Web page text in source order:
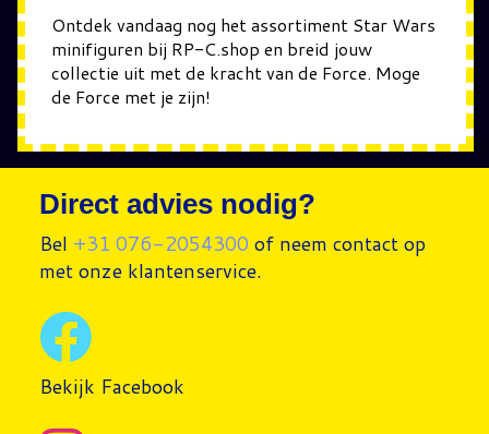
Ontdek vandaag nog het assortiment Star Wars
minifiguren bij RP-C.shop en breid jouw
collectie uit met de kracht van de Force. Moge
de Force met je zijn!
Direct advies nodig?
Bel +31 076-2054300 of neem contact op
met onze klantenservice.
Bekijk Facebook